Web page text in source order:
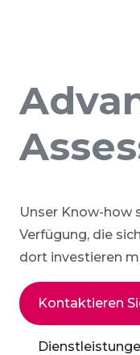
Unser Know-how
Verfügung, die
dort investieren
Kontaktieren